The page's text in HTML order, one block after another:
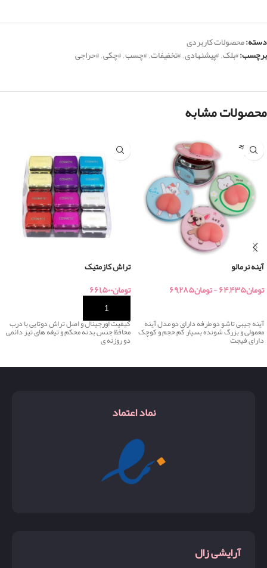
دسته:محصولات کاربردی
برچسب:#بلک,#پیشنهادی,#تخفیفات,#چسب,#چکی,#حراجی
محصولات مشابه
اتمام موج
ودی
آینه نرمالو
تومان۶۴,۴۳۵-تومان۶۹,۲۸۵
آینه جیبی تاشو دو طرفه دارای دو مدل آینه
معمولی و بزرگ شونده بسیار کم حجم و کوچک
دارای فیجت
تراش کازمتیک
تومان۶۶۱,۵۰۰
خرید
کیفیت اورجینال و اصل تراش دوتایی با درب
محافظ جنس بدنه محکم و تیغه های تیز دائمی
دو روزنه ی
نماد اعتماد
آرایشی زال